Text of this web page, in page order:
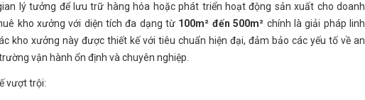
lý tưởng để lưu trữ hàng hóa hoặc phát triển hoạt động sản xuất cho doanh
kho xưởng với diện tích đa dạng từ 100m² đến 500m² chính là giải pháp linh
kho xưởng này được thiết kế với tiêu chuẩn hiện đại, đảm bảo các yếu tố về an
vận hành ổn định và chuyên nghiệp.
vượt trội: